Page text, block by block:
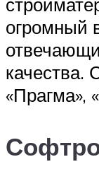
огромный
качества.
«Прагма»,